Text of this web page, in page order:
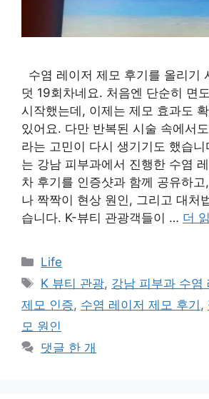
수염 레이저 제모 후기를 올리기
덧 19회차네요. 처음엔 단순히 면
시작했는데, 이제는 제모 효과도
있어요. 다만 반복된 시술 속에서
라는 고민이 다시 생기기도 했습니
는 강남 피부과에서 진행한 수염
차 후기를 인증샷과 함께 공유하고
나 짝짝이 현상 원인, 그리고 대처
습니다. K-뷰티 관광객들이 … 더
카
테
리
Life
태
그
K 뷰티 관광, 강남 피부과 수염
제모 인증, 수염 레이저 제모 후기 ,
모 원인
댓글 한 개